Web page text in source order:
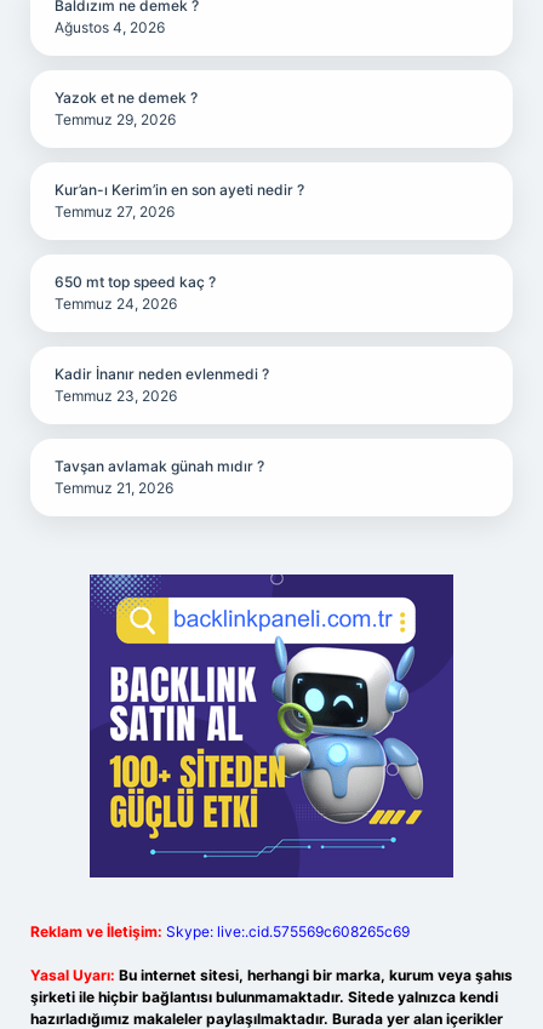
Baldızım ne demek ?
Ağustos 4, 2026
Yazok et ne demek ?
Temmuz 29, 2026
Kur’an-ı Kerim’in en son ayeti nedir ?
Temmuz 27, 2026
650 mt top speed kaç ?
Temmuz 24, 2026
Kadir İnanır neden evlenmedi ?
Temmuz 23, 2026
Tavşan avlamak günah mıdır ?
Temmuz 21, 2026
Reklam ve İletişim: Skype: live:.cid.575569c608265c69
Yasal Uyarı: Bu internet sitesi, herhangi bir marka, kurum veya şahıs
şirketi ile hiçbir bağlantısı bulunmamaktadır. Sitede yalnızca kendi
hazırladığımız makaleler paylaşılmaktadır. Burada yer alan içerikler